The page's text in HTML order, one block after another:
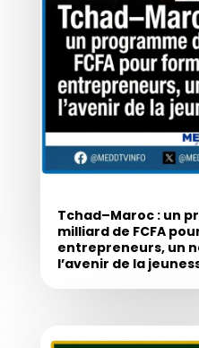
Tchad–Maroc : un
milliard de FCFA
entrepreneurs, un
l’avenir de la